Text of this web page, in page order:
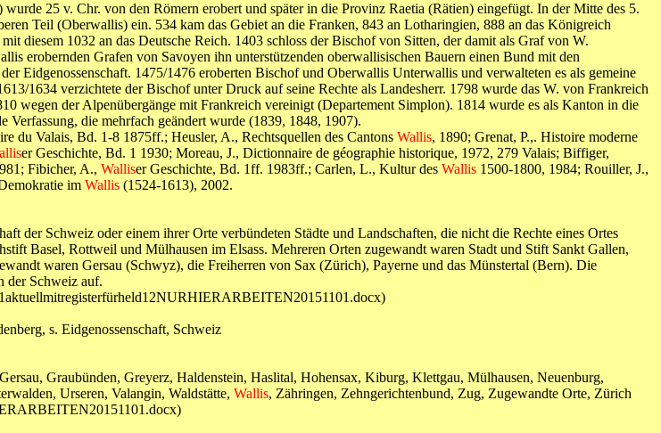
25 v. Chr. von den Römern erobert und später in die Provinz Raetia (Rätien) eingefügt. In der Mitte des 5.
Teil (Oberwallis) ein. 534 kam das Gebiet an die Franken, 843 an Lotharingien, 888 an das Königreich
diesem 1032 an das Deutsche Reich. 1403 schloss der Bischof von Sitten, der damit als Graf von W.
erobernden Grafen von Savoyen ihn unterstützenden oberwallisischen Bauern einen Bund mit den
Eidgenossenschaft. 1475/1476 eroberten Bischof und Oberwallis Unterwallis und verwalteten es als gemeine
1634 verzichtete der Bischof unter Druck auf seine Rechte als Landesherr. 1798 wurde das W. von Frankreich
wegen der Alpenübergänge mit Frankreich vereinigt (Departement Simplon). 1814 wurde es als Kanton in die
die mehrfach geändert wurde (1839, 1848, 1907).
du Valais, Bd. 1-8 1875ff.; Heusler, A., Rechtsquellen des Cantons Wallis, 1890; Grenat, P.,. Histoire moderne
er Geschichte, Bd. 1 1930; Moreau, J., Dictionnaire de géographie historique, 1972, 279 Valais; Biffiger,
Fibicher, A., Walliser Geschichte, Bd. 1ff. 1983ff.; Carlen, L., Kultur des Wallis 1500-1800, 1984; Rouiller, J.,
im Wallis (1524-1613), 2002.
der Schweiz oder einem ihrer Orte verbündeten Städte und Landschaften, die nicht die Rechte eines Ortes
Basel, Rottweil und Mülhausen im Elsass. Mehreren Orten zugewandt waren Stadt und Stift Sankt Gallen,
waren Gersau (Schwyz), die Freiherren von Sax (Zürich), Payerne und das Münstertal (Bern). Die
der Schweiz auf.
s. Eidgenossenschaft, Schweiz
Graubünden, Greyerz, Haldenstein, Haslital, Hohensax, Kiburg, Klettgau, Mülhausen, Neuenburg,
Urseren, Valangin, Waldstätte, Wallis, Zähringen, Zehngerichtenbund, Zug, Zugewandte Orte, Zürich